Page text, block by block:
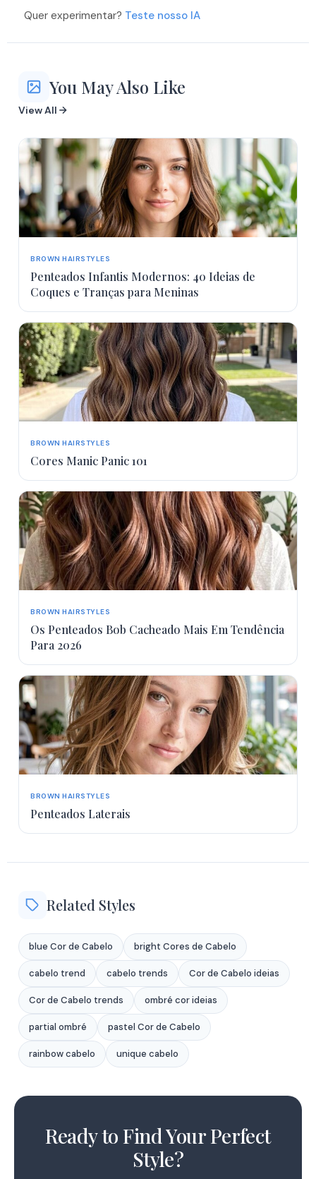
Quer experimentar? Teste nosso IA
You May Also Like
View All
BROWN HAIRSTYLES
Penteados Infantis Modernos: 40 Ideias de
Coques e Tranças para Meninas
BROWN HAIRSTYLES
Cores Manic Panic 101
BROWN HAIRSTYLES
Os Penteados Bob Cacheado Mais Em Tendência
Para 2026
BROWN HAIRSTYLES
Penteados Laterais
Related Styles
blue Cor de Cabelo bright Cores de Cabelo
cabelo trend cabelo trends Cor de Cabelo ideias
Cor de Cabelo trends ombré cor ideias
partial ombré pastel Cor de Cabelo
rainbow cabelo unique cabelo
Ready to Find Your Perfect
Style?